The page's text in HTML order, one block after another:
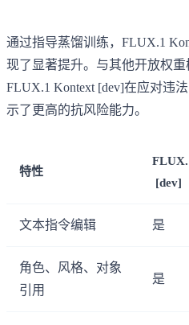
通过指导蒸馏训练，FLUX.1
现了显著提升。与其他开放权重
FLUX.1 Kontext [dev]在应对违
示了更高的抗风险能力。
特性
[dev]
文本指令编辑 是
角色、风格、对象
引用
是